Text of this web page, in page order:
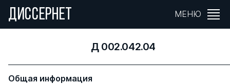
ДИССЕРНЕТ МЕНЮ
Д 002.042.04
Общая информация